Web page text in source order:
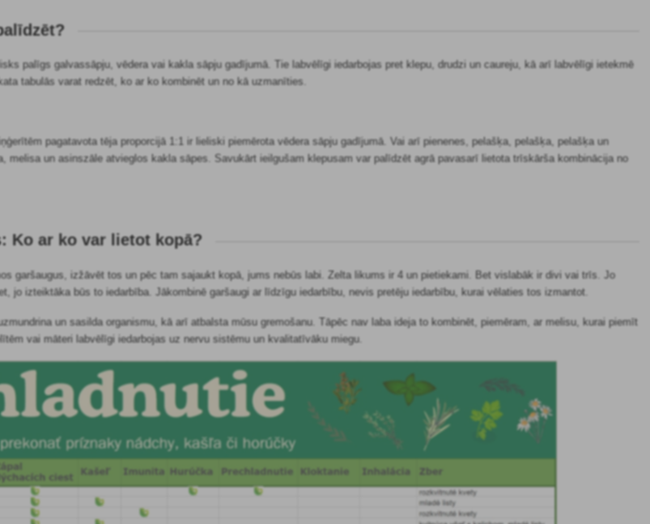
palīgs galvassāpju, vēdera vai kakla sāpju gadījumā. Tie labvēlīgi iedarbojas pret klepu, drudzi un caureju, kā arī labvēlīgi ietekmē
tabulās varat redzēt, ko ar ko kombinēt un no kā uzmanīties.
pagatavota tēja proporcijā 1:1 ir lieliski piemērota vēdera sāpju gadījumā. Vai arī pienenes, pelašķa, pelašķa, pelašķa un
melisa un asinszāle atvieglos kakla sāpes. Savukārt ieilgušam klepusam var palīdzēt agrā pavasarī lietota trīskārša kombinācija no
Ko ar ko var lietot kopā?
garšaugus, izžāvēt tos un pēc tam sajaukt kopā, jums nebūs labi. Zelta likums ir 4 un pietiekami. Bet vislabāk ir divi vai trīs. Jo
jo izteiktāka būs to iedarbība. Jākombinē garšaugi ar līdzīgu iedarbību, nevis pretēju iedarbību, kurai vēlaties tos izmantot.
un sasilda organismu, kā arī atbalsta mūsu gremošanu. Tāpēc nav laba ideja to kombinēt, piemēram, ar melisu, kurai piemīt
vai māteri labvēlīgi iedarbojas uz nervu sistēmu un kvalitatīvāku miegu.